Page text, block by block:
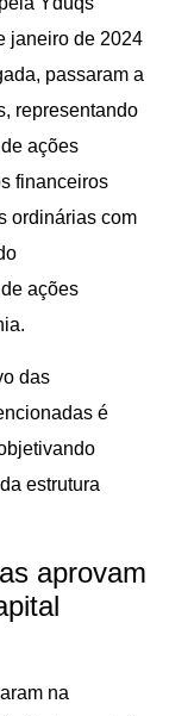
janeiro de 2024
passaram a
representando
ações
financeiros
ordinárias com
ações
das
é
estrutura
aprovam
na